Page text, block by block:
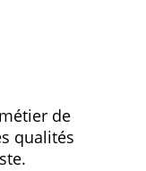
de
qualités